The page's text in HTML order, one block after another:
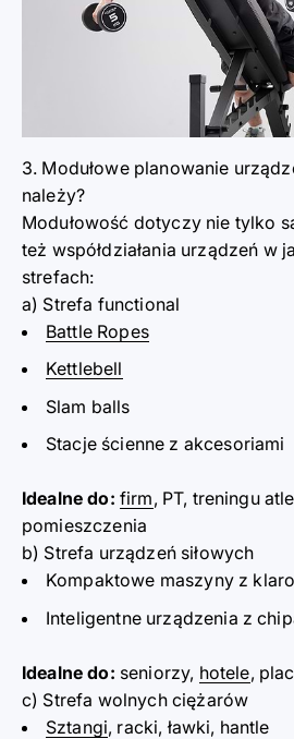
3. Modułowe planowanie urządz
należy?
Modułowość dotyczy nie tylko
też współdziałania urządzeń w
strefach:
a) Strefa functional
Battle Ropes
Kettlebell
Slam balls
Stacje ścienne z akcesoriami
Idealne do: firm, PT, treningu
pomieszczenia
b) Strefa urządzeń siłowych
Kompaktowe maszyny z
Inteligentne urządzenia z
Idealne do: seniorzy, hotele,
c) Strefa wolnych ciężarów
Sztangi, racki, ławki, hantle